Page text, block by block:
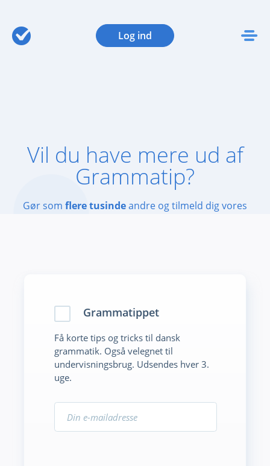
Log ind
Vil du have mere ud af
Grammatip?
Gør som flere tusindeandre og tilmeld dig vores
Grammatippet
Få korte tips og tricks til dansk
grammatik. Også velegnet til
undervisningsbrug. Udsendes hver 3.
uge.